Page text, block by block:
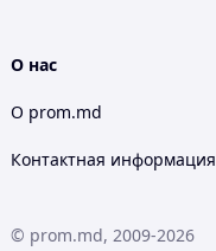
О нас
О prom.md
Контактная информация
© prom.md, 2009-2026